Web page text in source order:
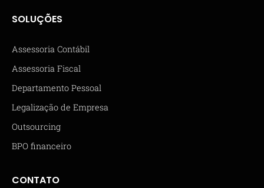
SOLUÇÕES
Assessoria Contábil
Assessoria Fiscal
Departamento Pessoal
Legalização de Empresa
Outsourcing
BPO financeiro
CONTATO